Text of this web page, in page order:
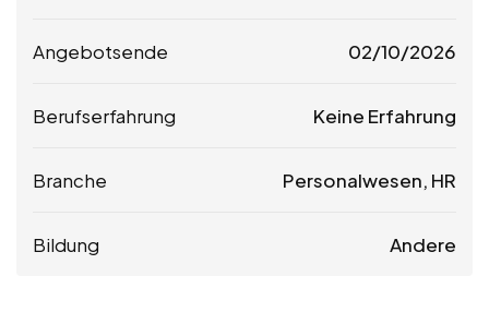
Angebotsende 02/10/2026
Berufserfahrung Keine Erfahrung
Branche Personalwesen, HR
Bildung Andere